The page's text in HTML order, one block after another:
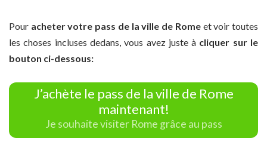
Pour acheter votre pass de la ville de Romeet voir toutes
les choses incluses dedans, vous avez juste à cliquer sur le
bouton ci-dessous:
J’achète le pass de la ville de Rome
maintenant!
Je souhaite visiter Rome grâce au pass